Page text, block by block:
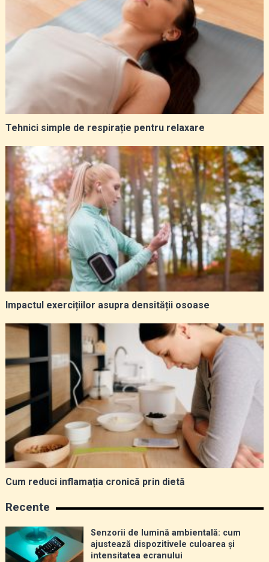
Tehnici simple de respirație pentru relaxare
Impactul exercițiilor asupra densității osoase
Cum reduci inflamația cronică prin dietă
Recente
Senzorii de lumină ambientală: cum
ajustează dispozitivele culoarea și
intensitatea ecranului